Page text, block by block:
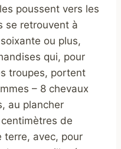
poussent vers les
se retrouvent à
ou plus,
qui, pour
troupes, portent
– 8 chevaux
au plancher
de
terre, avec, pour